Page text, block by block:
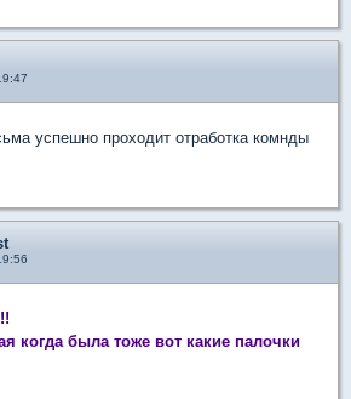
успешно проходит отработка комнды
когда была тоже вот какие палочки